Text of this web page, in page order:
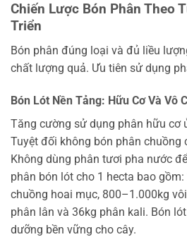
Chiến Lược Bón Phân Theo
Triển
Bón phân đúng loại và đủ liều
chất lượng quả. Ưu tiên sử dụng
Bón Lót Nền Tảng: Hữu Cơ Và Vô
Tăng cường sử dụng phân hữu cơ
Tuyệt đối không bón phân chuồng
Không dùng phân tươi pha nước
phân bón lót cho 1 hecta bao
chuồng hoai mục, 800–1.000kg
phân lân và 36kg phân kali. Bón
dưỡng bền vững cho cây.